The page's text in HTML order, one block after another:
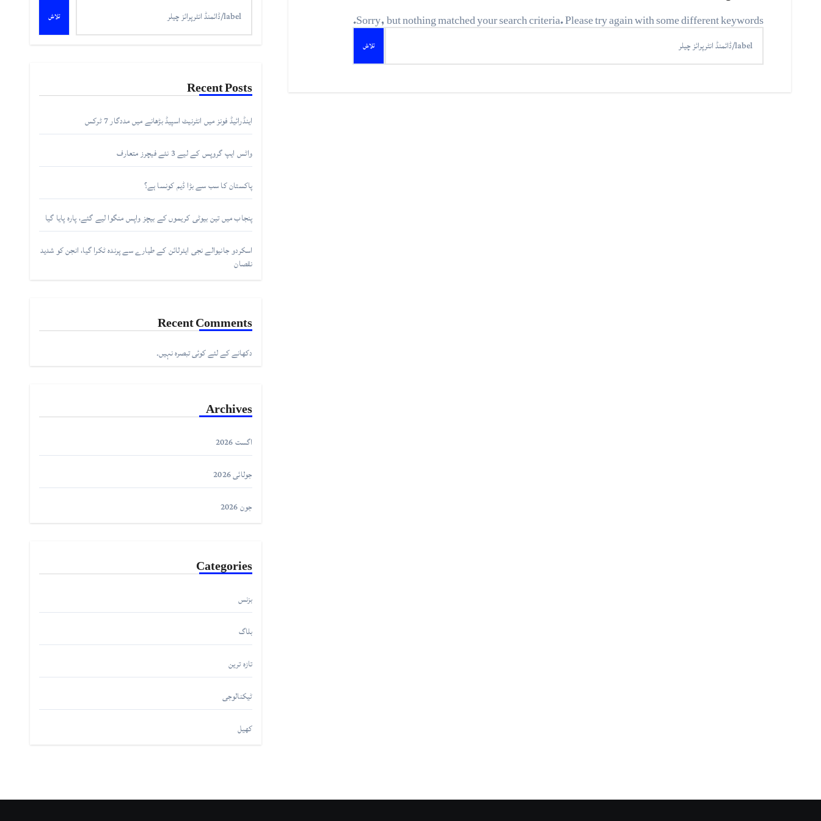
Sorry, but nothing matched your search criteria. Please try again with some different keywords.
تلاش
Recent Posts
اینڈرائیڈ فونز میں انٹرنیٹ اسپیڈ بڑھانے میں مددگار 7 ٹرکس
واٹس ایپ گروپس کے لیے 3 نئے فیچرز متعارف
پاکستان کا سب سے بڑا ڈیم کونسا ہے؟
پنجاب میں تین بیوٹی کریموں کے بیچز واپس منگوا لیے گئے، پارہ پایا گیا
اسکردو جانیوالے نجی ایئرلائن کے طیارے سے پرندہ ٹکرا گیا، انجن کو شدید
نقصان
Recent Comments
دکھانے کے لئے کوئی تبصرہ نہیں۔
Archives
اگست 2026
جولائی 2026
جون 2026
Categories
بزنس
بلاگ
تازہ ترین
ٹیکنالوجی
کھیل